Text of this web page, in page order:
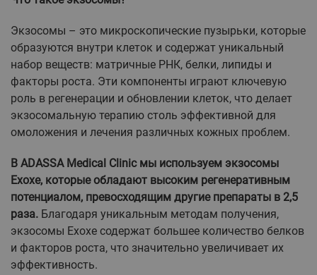
Экзосомы – это микроскопические пузырьки, которые
образуются внутри клеток и содержат уникальный
набор веществ: матричные РНК, белки, липиды и
факторы роста. Эти компоненты играют ключевую
роль в регенерации и обновлении клеток, что делает
экзосомальную терапию столь эффективной для
омоложения и лечения различных кожных проблем.
В ADASSA Medical Clinic мы используем экзосомы
Exoxe, которые обладают высоким регенеративным
потенциалом, превосходящим другие препараты в 2,5
раза. Благодаря уникальным методам получения,
экзосомы Exoxe содержат большее количество белков
и факторов роста, что значительно увеличивает их
эффективность.